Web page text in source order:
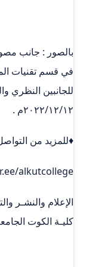
بالصور : جانب
في قسم تقنيات
للجانبين النظري
٢٠٢٢/١٢/١٢م .
♦️للمزيد من
alkutcollege
الإعلام والنشـر
كليـة الكوت